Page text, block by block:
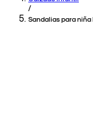
/
Sandalias para niña